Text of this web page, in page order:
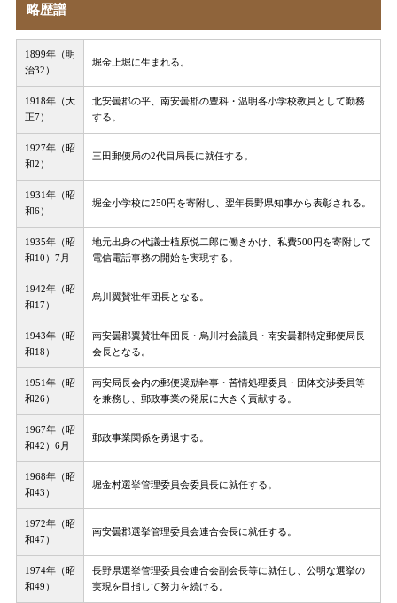
略歴譜
1899年（明
治32）
堀金上堀に生まれる。
1918年（大
正7）
北安曇郡の平、南安曇郡の豊科・温明各小学校教員として勤務
する。
1927年（昭
和2）
三田郵便局の2代目局長に就任する。
1931年（昭
和6）
堀金小学校に250円を寄附し、翌年長野県知事から表彰される。
1935年（昭
和10）7月
地元出身の代議士植原悦二郎に働きかけ、私費500円を寄附して
電信電話事務の開始を実現する。
1942年（昭
和17）
烏川翼賛壮年団長となる。
1943年（昭
和18）
南安曇郡翼賛壮年団長・烏川村会議員・南安曇郡特定郵便局長
会長となる。
1951年（昭
和26）
南安局長会内の郵便奨励幹事・苦情処理委員・団体交渉委員等
を兼務し、郵政事業の発展に大きく貢献する。
1967年（昭
和42）6月
郵政事業関係を勇退する。
1968年（昭
和43）
堀金村選挙管理委員会委員長に就任する。
1972年（昭
和47）
南安曇郡選挙管理委員会連合会長に就任する。
1974年（昭
和49）
長野県選挙管理委員会連合会副会長等に就任し、公明な選挙の
実現を目指して努力を続ける。